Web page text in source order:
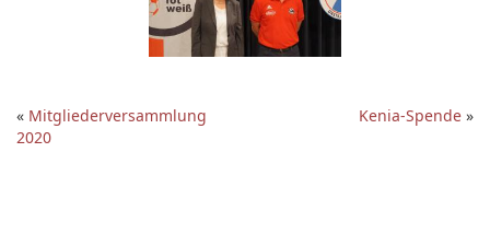
« Mitgliederversammlung
2020
Kenia-Spende »